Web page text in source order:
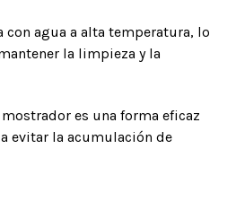
agua a alta temperatura, lo
la limpieza y la
es una forma eficaz
evitar la acumulación de